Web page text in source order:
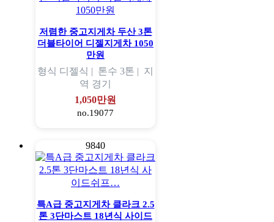
저렴한 중고지게차 두산 3톤
더블타이어 디젤지게차 1050
만원
형식 디젤식 | 톤수 3톤 | 지
역 경기
1,050만원
no.19077
9840
특A급 중고지게차 클라크 2.5
톤 3단마스트 18년식 사이드